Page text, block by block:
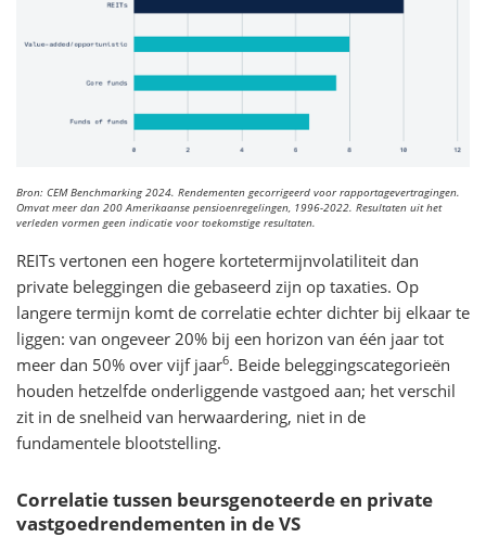
Bron: CEM Benchmarking 2024. Rendementen gecorrigeerd voor rapportagevertragingen.
Omvat meer dan 200 Amerikaanse pensioenregelingen, 1996-2022. Resultaten uit het
verleden vormen geen indicatie voor toekomstige resultaten.
REITs vertonen een hogere kortetermijnvolatiliteit dan
private beleggingen die gebaseerd zijn op taxaties. Op
langere termijn komt de correlatie echter dichter bij elkaar te
liggen: van ongeveer 20% bij een horizon van één jaar tot
meer dan 50% over vijf jaar6. Beide beleggingscategorieën
houden hetzelfde onderliggende vastgoed aan; het verschil
zit in de snelheid van herwaardering, niet in de
fundamentele blootstelling.
Correlatie tussen beursgenoteerde en private
vastgoedrendementen in de VS